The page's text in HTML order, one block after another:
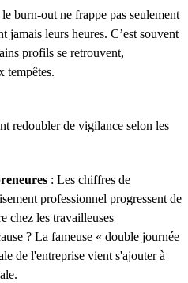
burn-out ne frappe pas seulement
jamais leurs heures. C’est souvent
profils se retrouvent,
tempêtes.
redoubler de vigilance selon les
: Les chiffres de
professionnel progressent de
chez les travailleuses
? La fameuse « double journée
de l'entreprise vient s'ajouter à